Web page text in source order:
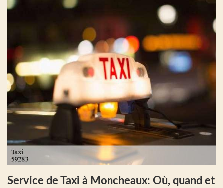
Service de Taxi à Moncheaux: Où, quand et